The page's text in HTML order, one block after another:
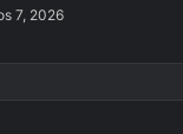
7, 2026